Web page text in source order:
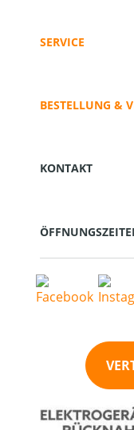
SERVICE
BESTELLUNG &
KONTAKT